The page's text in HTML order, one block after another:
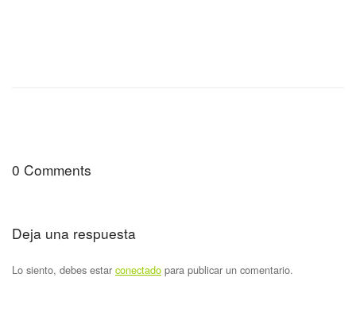
0 Comments
Deja una respuesta
Lo siento, debes estar conectado para publicar un comentario.